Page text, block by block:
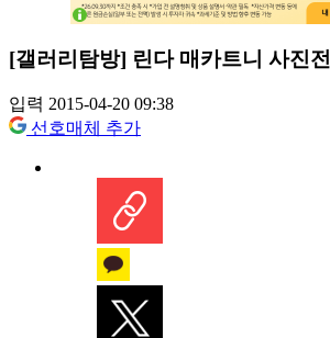
[갤러리탐방] 린다 매카트니 사진전
입력 2015-04-20 09:38
선호매체 추가